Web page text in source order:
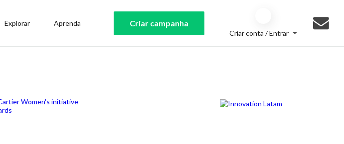
Explorar Aprenda Criar campanha
Criar conta / Entrar